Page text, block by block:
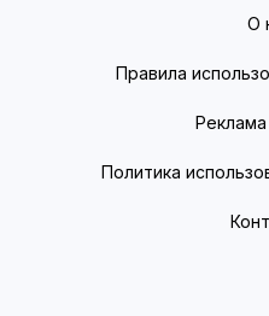
О
Правила
Политика